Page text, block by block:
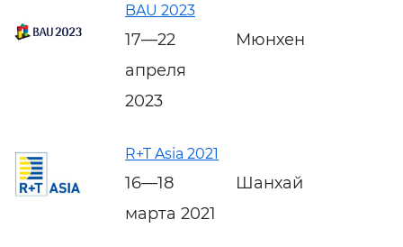
BAU 2023
17—22
апреля
2023
Мюнхен
R+T Asia 2021
16—18
марта 2021
Шанхай